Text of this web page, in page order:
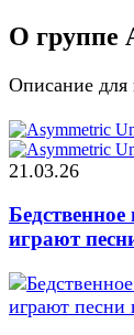
О группе
Описание для
21.03.26
играют